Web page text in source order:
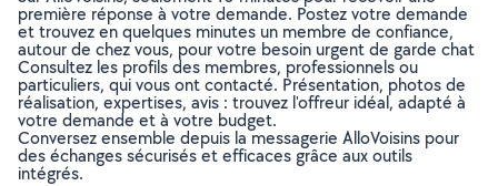
première réponse à votre demande. Postez votre demande
et trouvez en quelques minutes un membre de confiance,
autour de chez vous, pour votre besoin urgent de garde chat
Consultez les profils des membres, professionnels ou
particuliers, qui vous ont contacté. Présentation, photos de
réalisation, expertises, avis : trouvez l'offreur idéal, adapté à
votre demande et à votre budget.
Conversez ensemble depuis la messagerie AlloVoisins pour
des échanges sécurisés et efficaces grâce aux outils
intégrés.